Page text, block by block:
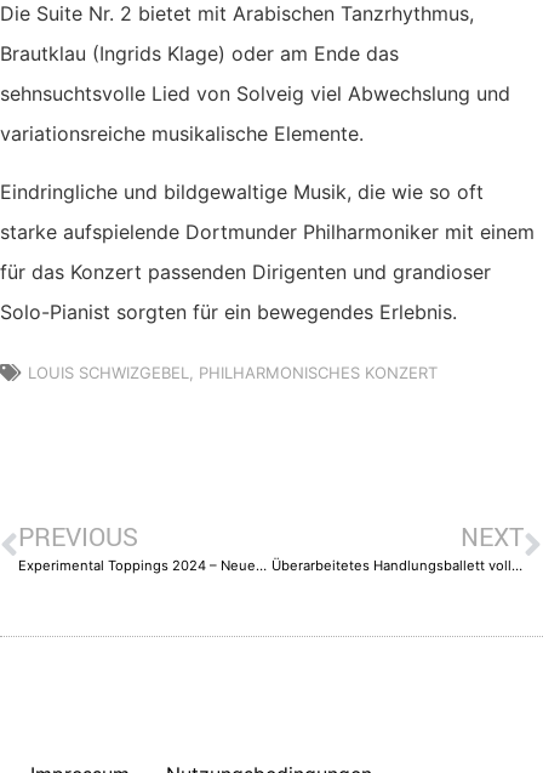
Die Suite Nr. 2 bietet mit Arabischen Tanzrhythmus,
Brautklau (Ingrids Klage) oder am Ende das
sehnsuchtsvolle Lied von Solveig viel Abwechslung und
variationsreiche musikalische Elemente.
Eindringliche und bildgewaltige Musik, die wie so oft
starke aufspielende Dortmunder Philharmoniker mit einem
für das Konzert passenden Dirigenten und grandioser
Solo-Pianist sorgten für ein bewegendes Erlebnis.
LOUIS SCHWIZGEBEL PHILHARMONISCHES KONZERT
PREVIOUS
Experimental Toppings 2024 – Neues aus der Szenischen Forschung
NEXT
Überarbeitetes Handlungsballett voll Dynamik und Esprit